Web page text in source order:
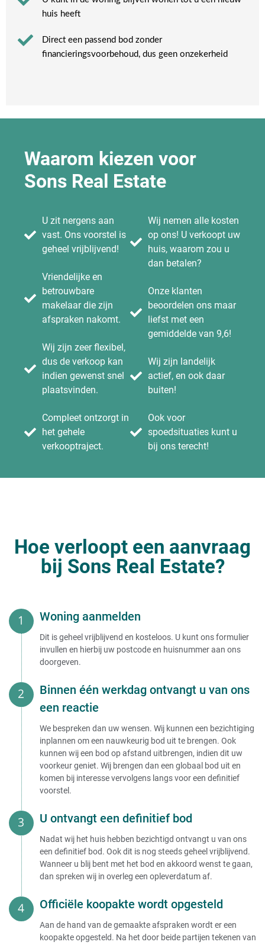
huis heeft​
Direct een passend bod zonder
financieringsvoorbehoud, dus geen onzekerheid​
Waarom kiezen voor
Sons Real Estate
U zit nergens aan
vast. Ons voorstel is
geheel vrijblijvend!
Vriendelijke en
betrouwbare
makelaar die zijn
afspraken nakomt.
Wij zijn zeer flexibel,
dus de verkoop kan
indien gewenst snel
plaatsvinden.
Compleet ontzorgt in
het gehele
verkooptraject.
Wij nemen alle kosten
op ons! U verkoopt uw
huis, waarom zou u
dan betalen?
Onze klanten
beoordelen ons maar
liefst met een
gemiddelde van 9,6!
Wij zijn landelijk
actief, en ook daar
buiten!
Ook voor
spoedsituaties kunt u
bij ons terecht!
Hoe verloopt een aanvraag
bij Sons Real Estate?
Woning aanmelden
Dit is geheel vrijblijvend en kosteloos. U kunt ons formulier
invullen en hierbij uw postcode en huisnummer aan ons
doorgeven.
Binnen één werkdag ontvangt u van ons
een reactie
We bespreken dan uw wensen. Wij kunnen een bezichtiging
inplannen om een nauwkeurig bod uit te brengen. Ook
kunnen wij een bod op afstand uitbrengen, indien dit uw
voorkeur geniet. Wij brengen dan een globaal bod uit en
komen bij interesse vervolgens langs voor een definitief
voorstel.
U ontvangt een definitief bod
Nadat wij het huis hebben bezichtigd ontvangt u van ons
een definitief bod. Ook dit is nog steeds geheel vrijblijvend.
Wanneer u blij bent met het bod en akkoord wenst te gaan,
dan spreken wij in overleg een opleverdatum af.
Officiële koopakte wordt opgesteld
Aan de hand van de gemaakte afspraken wordt er een
koopakte opgesteld. Na het door beide partijen tekenen van